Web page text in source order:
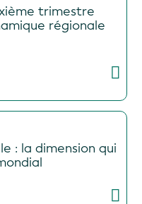
trimestre
régionale
: la dimension qui